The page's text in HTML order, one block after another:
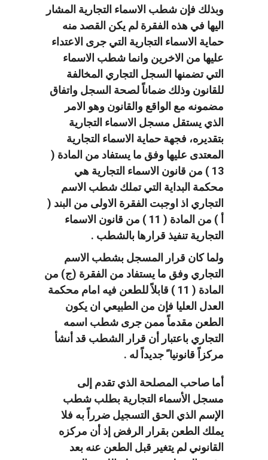
وبذلك فإن شطب الاسماء التجارية المشار
اليها في هذه الفقرة لم يكن القصد منه
حماية الاسماء التجارية التي جرى الاعتداء
عليها من الاخرين وانما شطب الاسماء
التي تضمنها السجل التجاري المخالفة
للقانون وذلك ضماناً لصحة السجل واتفاق
مضمونه مع الواقع والقانون وهو الامر
الذي يستقل مسجل الاسماء التجارية
بتقديره، فجهة حماية الاسماء التجارية
المعتدى عليها وفق ما يستفاد من المادة (
13 ) من قانون الاسماء التجارية هي
محكمة البداية التي تملك شطب الاسم
التجاري اذ اوجبت الفقرة الاولى من البند (
أ ) من المادة ( 11 ) من قانون الاسماء
التجارية تنفيذ قرارها بالشطب .
ولما كان قرار المسجل بشطب الاسم
التجاري وفق ما يستفاد من الفقرة (ج) من
المادة ( 11 ) قابلاً للطعن فيه امام محكمة
العدل العليا فإن من الطبيعي ان يكون
الطعن مقدماً ممن جرى شطب اسمه
التجاري باعتبار أن قرار الشطب قد أنشأ
مركزاً قانونيا ً جديداً له .
أما صاحب المصلحة الذي تقدم إلى
مسجل الأسماء التجارية بطلب شطب
الإسم الذي الحق التسجيل ضرراً به فلا
يملك الطعن بقرار الرفض إذ أن مركزه
القانوني لم يتغير قبل الطعن عنه بعد